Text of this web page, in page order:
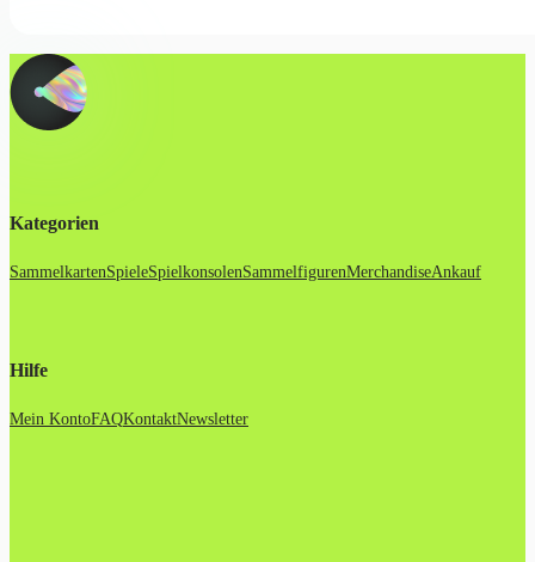
Kategorien
SammelkartenSpieleSpielkonsolenSammelfigurenMerchandiseAnkauf
Hilfe
Mein KontoFAQKontaktNewsletter